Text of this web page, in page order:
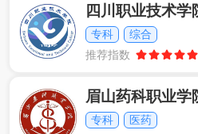
四川职业技术学
专科
综合
推荐指数
眉山药科职业学
专科
医药